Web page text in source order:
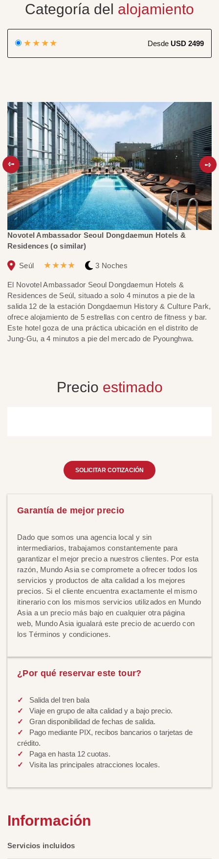
Categoría del alojamiento
★★★★ Desde USD 2499
Novotel Ambassador Seoul Dongdaemun Hotels &
Residences (o similar)
Seúl ★★★★ 3 Noches
El Novotel Ambassador Seoul Dongdaemun Hotels &
Residences de Seúl, situado a solo 4 minutos a pie de la
salida 12 de la estación Dongdaemun History & Culture Park,
ofrece alojamiento de 5 estrellas con centro de fitness y bar.
Este hotel goza de una práctica ubicación en el distrito de
Jung-Gu, a 4 minutos a pie del mercado de Pyounghwa.
Precio estimado
SOLICITAR COTIZACIÓN
Garantía de mejor precio
Dado que somos una agencia local y sin
intermediarios, trabajamos constantemente para
garantizar el mejor precio a nuestros clientes. Por esta
razón, Mundo Asia se compromete a ofrecer todos los
servicios y productos de alta calidad a los mejores
precios. Si el cliente encuentra exactamente el mismo
itinerario con los mismos servicios utilizados en Mundo
Asia a un precio más bajo en cualquier otra página
web, Mundo Asia igualará este precio de acuerdo con
los Términos y condiciones.
¿Por qué reservar este tour?
Salida del tren bala
Viaje en grupo de alta calidad y a bajo precio.
Gran disponibilidad de fechas de salida.
Pago mediante PIX, recibos bancarios o tarjetas de
crédito.
Paga en hasta 12 cuotas.
Visita las principales atracciones locales.
Información
Servicios incluidos